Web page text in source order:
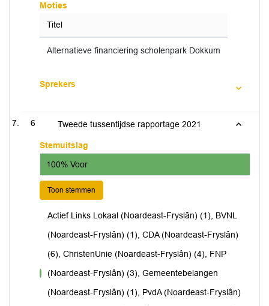
Moties
Titel
Alternatieve financiering scholenpark Dokkum
Sprekers
6 Tweede tussentijdse rapportage 2021
Stemuitslag
100% Voor
Toon stemmen
Actief Links Lokaal (Noardeast-Fryslân) (1), BVNL
(Noardeast-Fryslân) (1), CDA (Noardeast-Fryslân)
(6), ChristenUnie (Noardeast-Fryslân) (4), FNP
(Noardeast-Fryslân) (3), Gemeentebelangen
(Noardeast-Fryslân) (1), PvdA (Noardeast-Fryslân)